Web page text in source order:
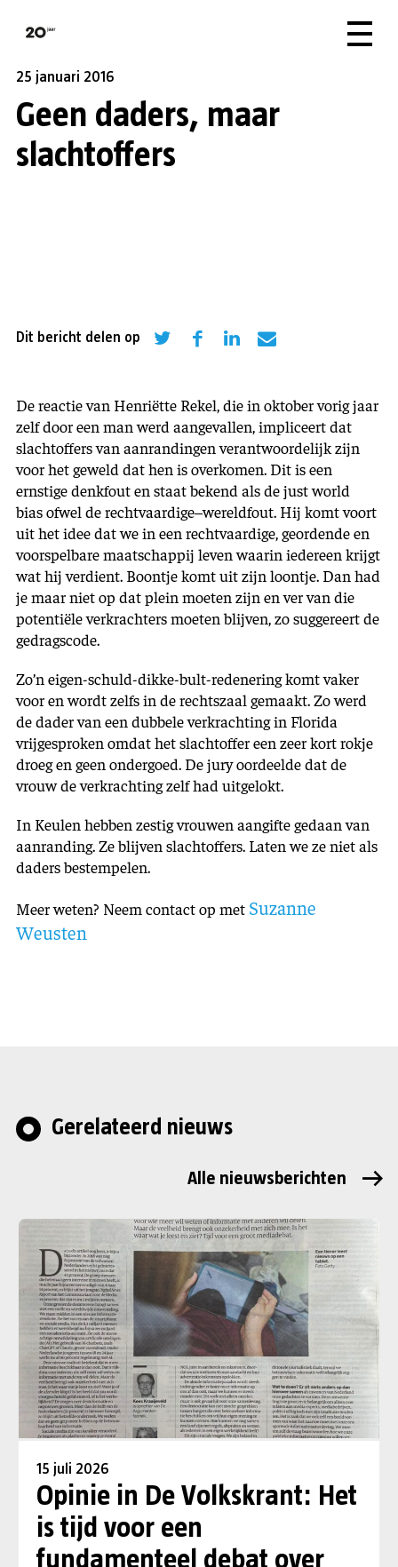
25 januari 2016
Geen daders, maar
slachtoffers
Dit bericht delen op
De reactie van Henriëtte Rekel, die in oktober vorig jaar
zelf door een man werd aangevallen, impliceert dat
slachtoffers van aanrandingen verantwoordelijk zijn
voor het geweld dat hen is overkomen. Dit is een
ernstige denkfout en staat bekend als de just world
bias ofwel de rechtvaardige–wereldfout. Hij komt voort
uit het idee dat we in een rechtvaardige, geordende en
voorspelbare maatschappij leven waarin iedereen krijgt
wat hij verdient. Boontje komt uit zijn loontje. Dan had
je maar niet op dat plein moeten zijn en ver van die
potentiële verkrachters moeten blijven, zo suggereert de
gedragscode.
Zo’n eigen-schuld-dikke-bult-redenering komt vaker
voor en wordt zelfs in de rechtszaal gemaakt. Zo werd
de dader van een dubbele verkrachting in Florida
vrijgesproken omdat het slachtoffer een zeer kort rokje
droeg en geen ondergoed. De jury oordeelde dat de
vrouw de verkrachting zelf had uitgelokt.
In Keulen hebben zestig vrouwen aangifte gedaan van
aanranding. Ze blijven slachtoffers. Laten we ze niet als
daders bestempelen.
Meer weten? Neem contact op met Suzanne
Weusten
Gerelateerd nieuws
Alle nieuwsberichten
15 juli 2026
Opinie in De Volkskrant: Het
is tijd voor een
fundamenteel debat over